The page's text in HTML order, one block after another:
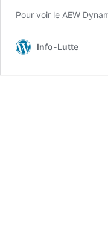
Pour voir le AEW
Info-Lutte